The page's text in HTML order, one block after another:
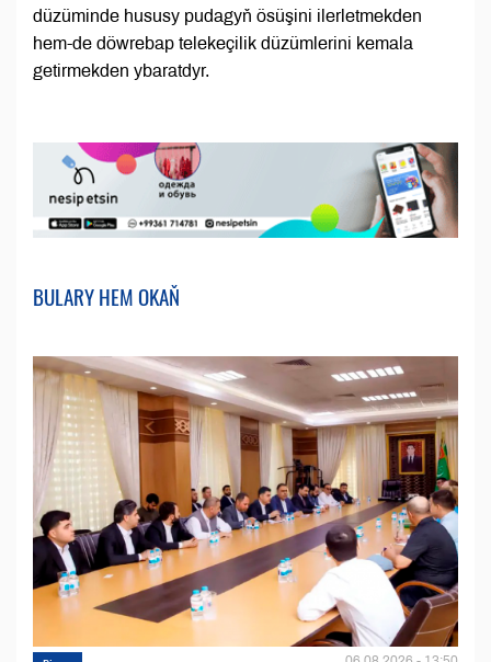
düzüminde hususy pudagyň ösüşini ilerletmekden
hem-de döwrebap telekeçilik düzümlerini kemala
getirmekden ybaratdyr.
BULARY HEM OKAŇ